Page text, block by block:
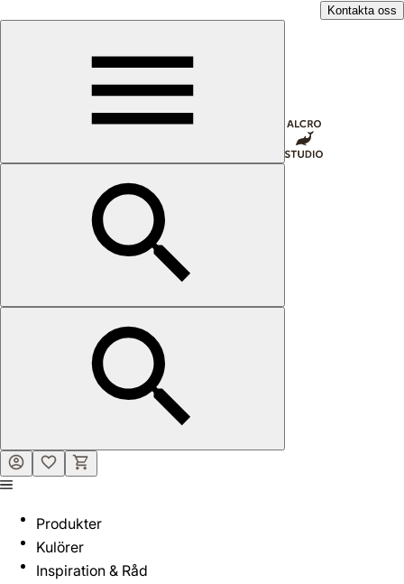
Kontakta oss
Produkter
Kulörer
Inspiration & Råd